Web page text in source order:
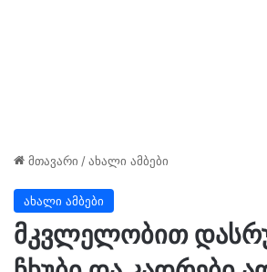
მთავარი /ახალი ამბები
ახალი ამბები
მკვლელობით